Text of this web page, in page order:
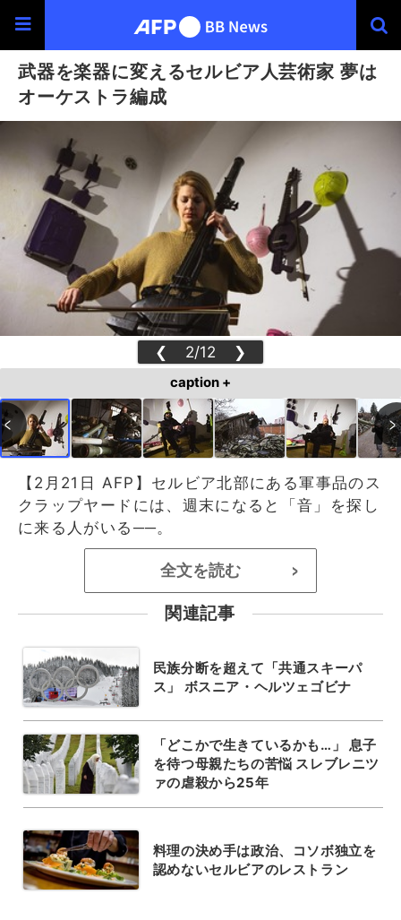
武器を楽器に変えるセルビア人芸術家 夢は
オーケストラ編成
❮ 2/12 ❯
caption +
【2月21日 AFP】セルビア北部にある軍事品のス
クラップヤードには、週末になると「音」を探し
に来る人がいる──。
全文を読む >
関連記事
民族分断を超えて「共通スキーパ
ス」 ボスニア・ヘルツェゴビナ
「どこかで生きているかも…」 息子
を待つ母親たちの苦悩 スレブレニツ
ァの虐殺から25年
料理の決め手は政治、コソボ独立を
認めないセルビアのレストラン